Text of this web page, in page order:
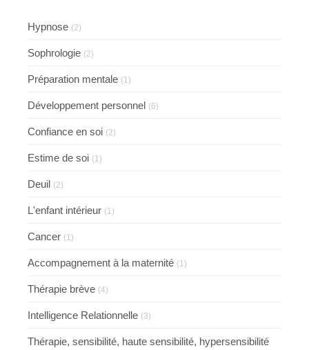
Hypnose (2)
Sophrologie (2)
Préparation mentale (1)
Développement personnel (6)
Confiance en soi (2)
Estime de soi (1)
Deuil (2)
L'enfant intérieur (1)
Cancer (1)
Accompagnement à la maternité (1)
Thérapie brève (4)
Intelligence Relationnelle (3)
Thérapie, sensibilité, haute sensibilité, hypersensibilité